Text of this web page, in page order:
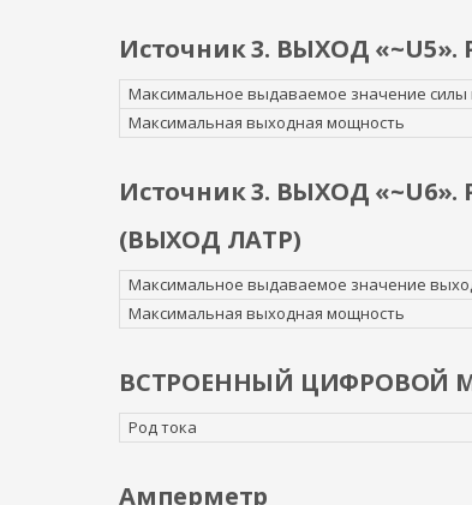
Источник 3. ВЫХОД
Максимальное выдаваемое значение силы
Максимальная выходная мощность
Источник 3. ВЫХОД «~U6».
(ВЫХОД ЛАТР)
Максимальное выдаваемое значение
Максимальная выходная мощность
ВСТРОЕННЫЙ ЦИФРОВОЙ
Род тока
Амперметр